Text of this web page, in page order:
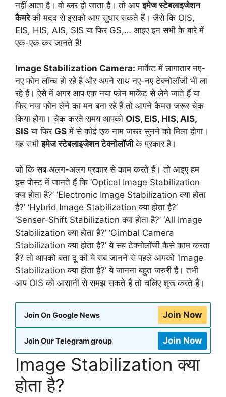
नहीं आता है। वो ब्लर हो जाता है। तो आपइमेज स्टेबलाइजेशन
कैमरेकी मदद से इसको आप सुधार सकते हैं। जैसे कि OIS,
EIS, HIS, AIS, SIS या फिर GS,… आइए इन सभी के बारे में
एक-एक कर जानते हैं!
Image Stabilization Camera: मार्केट में लागातार नए-
नए फोन लॉन्च हो रहे है और अपने साथ नए-नए टेक्नोलॉजी भी ला
रहे हैं। ऐसे में अगर आप एक नया फोन मार्केट से लेने जाते हैं या
फिर नया फोन लेने का मन बना रहे हैं तो आपने कैमरा जरूर चेक
किया होगा। चेक करते समय आपको OIS, EIS, HIS, AIS,
SIS या फिर GS में से कोई एक नाम जरूर सुनने को मिला होगा।
यह सभीइमेज स्टेबलाइजेशन टेक्नोलॉजीके प्रकार है।
जो कि सब अलग-अलग प्रकार से काम करते हैं। तो आइए हम
इस पोस्ट में जानते हैं कि ‘Optical Image Stabilization
क्या होता है?’ ‘Electronic Image Stabilization क्या होता
है?’ ‘Hybrid Image Stabilization क्या होता है?’
‘Senser-Shift Stabilization क्या होता है?’ ‘All Image
Stabilization क्या होता है?’ ‘Gimbal Camera
Stabilization क्या होता है?’ ये सब टेक्नोलॉजी कैसे काम करता
है? तो आपको बता दू की ये सब जानने से पहले आपको ‘Image
Stabilization क्या होता है?’ ये जानना बहुत जरुरी है। तभी
आप OIS को आसानी से समझ सकते हैं तो चलिए शुरू करते हैं।
Join On Google News Join Now
Join Our Telegram group Join Now
Image Stabilization क्या
होता है?